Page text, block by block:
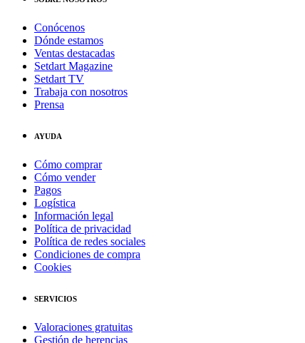
Conócenos
Dónde estamos
Ventas destacadas
Setdart Magazine
Setdart TV
Trabaja con nosotros
Prensa
AYUDA
Cómo comprar
Cómo vender
Pagos
Logística
Información legal
Política de privacidad
Política de redes sociales
Condiciones de compra
Cookies
SERVICIOS
Valoraciones gratuitas
Gestión de herencias